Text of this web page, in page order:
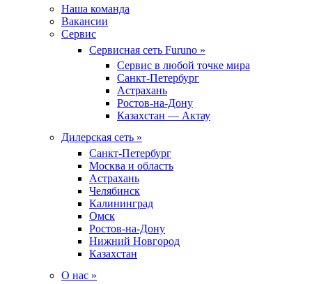
Наша команда
Вакансии
Сервис
Сервисная сеть Furuno »
Сервис в любой точке мира
Санкт-Петербург
Астрахань
Ростов-на-Дону
Казахстан — Актау
Дилерская сеть »
Санкт-Петербург
Москва и область
Астрахань
Челябинск
Калининград
Омск
Ростов-на-Дону
Нижний Новгород
Казахстан
О нас »